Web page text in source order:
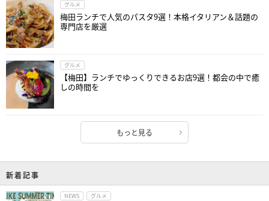
グルメ
梅田ランチで人気のパスタ9選！本格イタリアン＆話題の
専門店を厳選
グルメ
【梅田】ランチでゆっくりできるお店9選！都会の中で癒
しの時間を
もっと見る
新着記事
NEWS グルメ